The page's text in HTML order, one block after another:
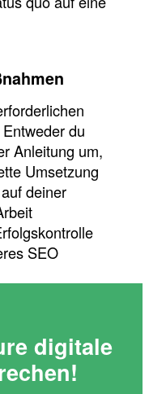
du
Anleitung um,
Umsetzung
deiner
SEO
digitale